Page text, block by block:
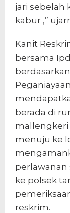
jari sebelah
kabur ,”
Kanit
bersama
berada di
mallengkeri
menuju ke
perlawanan
ke polsek
reskrim.